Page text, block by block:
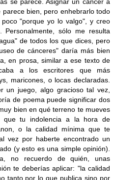
bien, pero enhebrarlo todo
"porque yo lo valgo", y creo
Personalmente, sólo me resulta
de todos los que dices, pero
de cánceres" daría más bien
en prosa, similar a ese texto de
a los escritores que más
maricones, o locas declaradas.
un juego, algo gracioso tal vez,
de poema puede significar dos
bien en qué terreno te mueves
tu indolencia a la hora de
o la calidad mínima que te
vez por haberte encontrado un
(y esto es una simple opinión).
no recuerdo de quién, unas
te deberías aplicar: "la calidad
tanto por lo que publica sino por